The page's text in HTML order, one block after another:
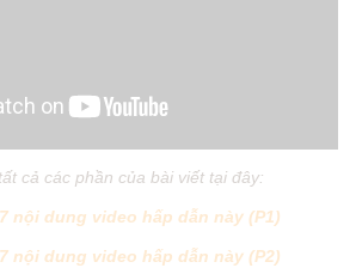
cả các phần của bài viết tại đây:
nội dung video hấp dẫn này (P1)
nội dung video hấp dẫn này (P2)